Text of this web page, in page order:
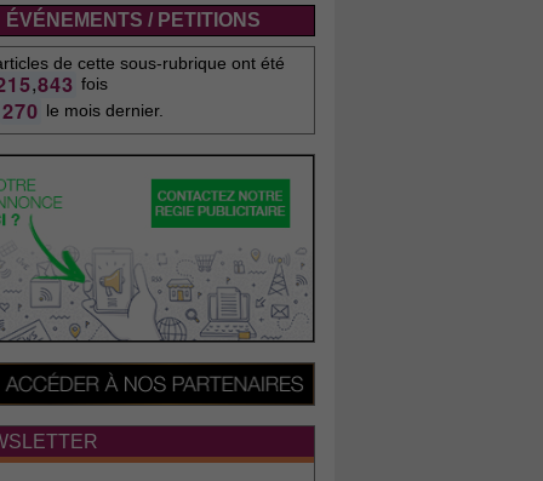
ÉVÉNEMENTS / PETITIONS
de cette sous-rubrique ont été
15,843 fois
270 le mois dernier.